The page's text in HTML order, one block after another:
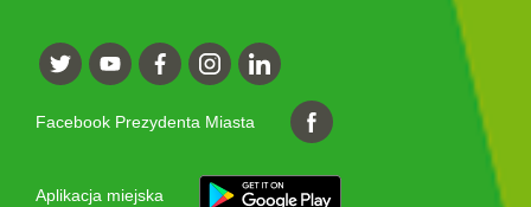
Facebook Prezydenta Miasta
Aplikacja miejska